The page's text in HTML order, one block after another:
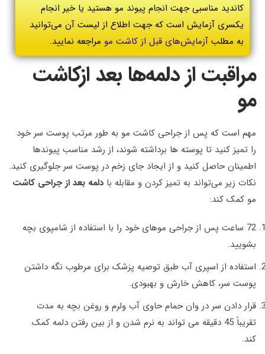
کاندید مناسبی جهت انجام پیوند مو هستید یا خیر انجام
یکسری آزمایش است که جهت اطلاع از لیست آن می‌توانید
به مطلب آزمایش‌های قبل از کاشت مو مراجعه نمایید.
مراقبت از دلمه‌ها بعد ازکاشت
مو
مهم است که پس از جراحی کاشت مو به طور مرتب پوست سر خود
را تمیز کنید تا پوسته ها برداشته شوند، از رشد مناسب پیوندها
اطمینان حاصل کنید و از ایجاد جای زخم در پوست سر جلوگیری کنید.
نکات زیر می‌تواند به تمیز کردن و مقابله با دلمه بعد از جراحی کاشت
مو کمک کند:
72 ساعت پس از جراحی موهای خود را با استفاده از شامپوی بچه
بشویید.
استفاده از اسپری آب طبق توصیه پزشک برای مرطوب نگه داشتن
پوست سر، کاهش خارش و بهبودی.
قرار دادن سر در وان حمام حاوی آب ولرم و روغن بچه به مدت
تقریباً 45 دقیقه می تواند به نرم شدن و از بین رفتن دلمه کمک
کند.